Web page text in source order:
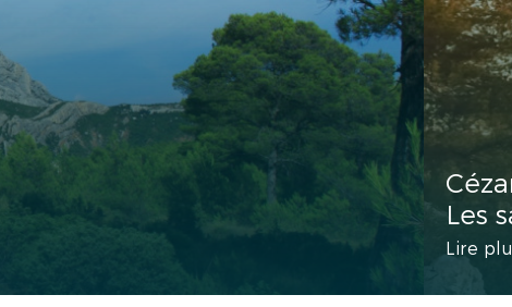
Les
Lire